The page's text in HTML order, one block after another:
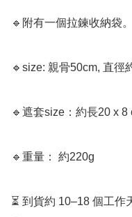
🔹附有一個拉鍊收納袋。
🔹size: 親骨50cm, 直徑
🔹遮套size：約長20 x 8
🔹重量： 約220g
⏳ 到貨約 10–18 個工